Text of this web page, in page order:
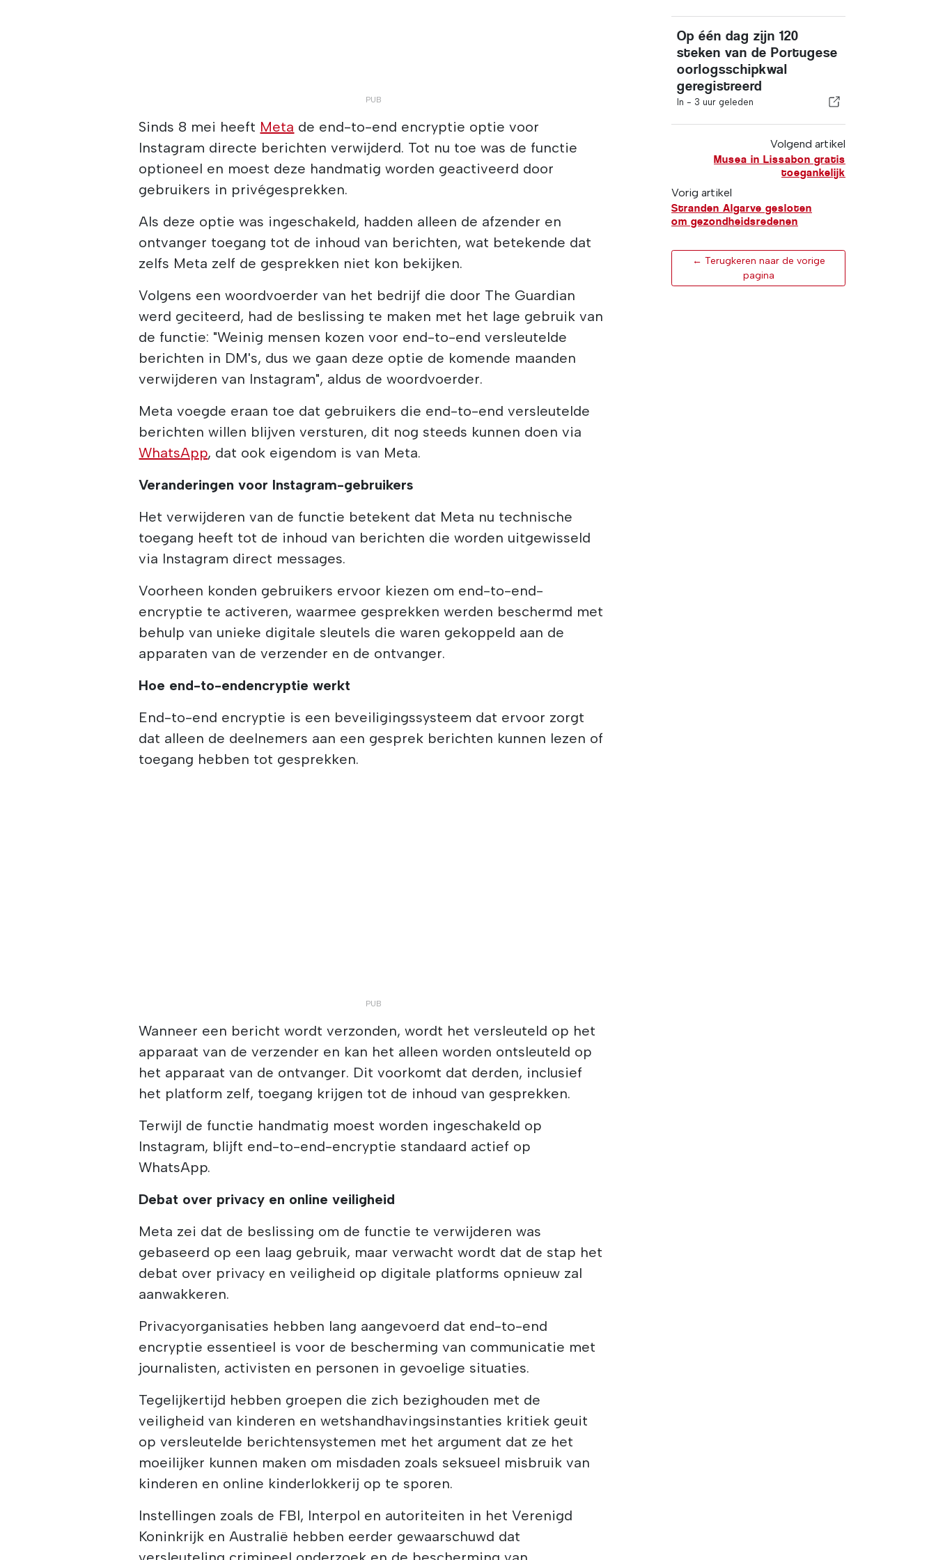
Sinds 8 mei heeft Meta de end-to-end encryptie optie voor
Instagram directe berichten verwijderd. Tot nu toe was de functie
optioneel en moest deze handmatig worden geactiveerd door
gebruikers in privégesprekken.
Als deze optie was ingeschakeld, hadden alleen de afzender en
ontvanger toegang tot de inhoud van berichten, wat betekende dat
zelfs Meta zelf de gesprekken niet kon bekijken.
Volgens een woordvoerder van het bedrijf die door The Guardian
werd geciteerd, had de beslissing te maken met het lage gebruik van
de functie: "Weinig mensen kozen voor end-to-end versleutelde
berichten in DM's, dus we gaan deze optie de komende maanden
verwijderen van Instagram", aldus de woordvoerder.
Meta voegde eraan toe dat gebruikers die end-to-end versleutelde
berichten willen blijven versturen, dit nog steeds kunnen doen via
WhatsApp, dat ook eigendom is van Meta.
Veranderingen voor Instagram-gebruikers
Het verwijderen van de functie betekent dat Meta nu technische
toegang heeft tot de inhoud van berichten die worden uitgewisseld
via Instagram direct messages.
Voorheen konden gebruikers ervoor kiezen om end-to-end-
encryptie te activeren, waarmee gesprekken werden beschermd met
behulp van unieke digitale sleutels die waren gekoppeld aan de
apparaten van de verzender en de ontvanger.
Hoe end-to-endencryptie werkt
End-to-end encryptie is een beveiligingssysteem dat ervoor zorgt
dat alleen de deelnemers aan een gesprek berichten kunnen lezen of
toegang hebben tot gesprekken.
Wanneer een bericht wordt verzonden, wordt het versleuteld op het
apparaat van de verzender en kan het alleen worden ontsleuteld op
het apparaat van de ontvanger. Dit voorkomt dat derden, inclusief
het platform zelf, toegang krijgen tot de inhoud van gesprekken.
Terwijl de functie handmatig moest worden ingeschakeld op
Instagram, blijft end-to-end-encryptie standaard actief op
WhatsApp.
Debat over privacy en online veiligheid
Meta zei dat de beslissing om de functie te verwijderen was
gebaseerd op een laag gebruik, maar verwacht wordt dat de stap het
debat over privacy en veiligheid op digitale platforms opnieuw zal
aanwakkeren.
Privacyorganisaties hebben lang aangevoerd dat end-to-end
encryptie essentieel is voor de bescherming van communicatie met
journalisten, activisten en personen in gevoelige situaties.
Tegelijkertijd hebben groepen die zich bezighouden met de
veiligheid van kinderen en wetshandhavingsinstanties kritiek geuit
op versleutelde berichtensystemen met het argument dat ze het
moeilijker kunnen maken om misdaden zoals seksueel misbruik van
kinderen en online kinderlokkerij op te sporen.
Instellingen zoals de FBI, Interpol en autoriteiten in het Verenigd
Koninkrijk en Australië hebben eerder gewaarschuwd dat
Op één dag zijn 120
steken van de Portugese
oorlogsschipkwal
geregistreerd
In - 3 uur geleden
Volgend artikel
Musea in Lissabon gratis
toegankelijk
Vorig artikel
Stranden Algarve gesloten
om gezondheidsredenen
← Terugkeren naar de vorige
pagina